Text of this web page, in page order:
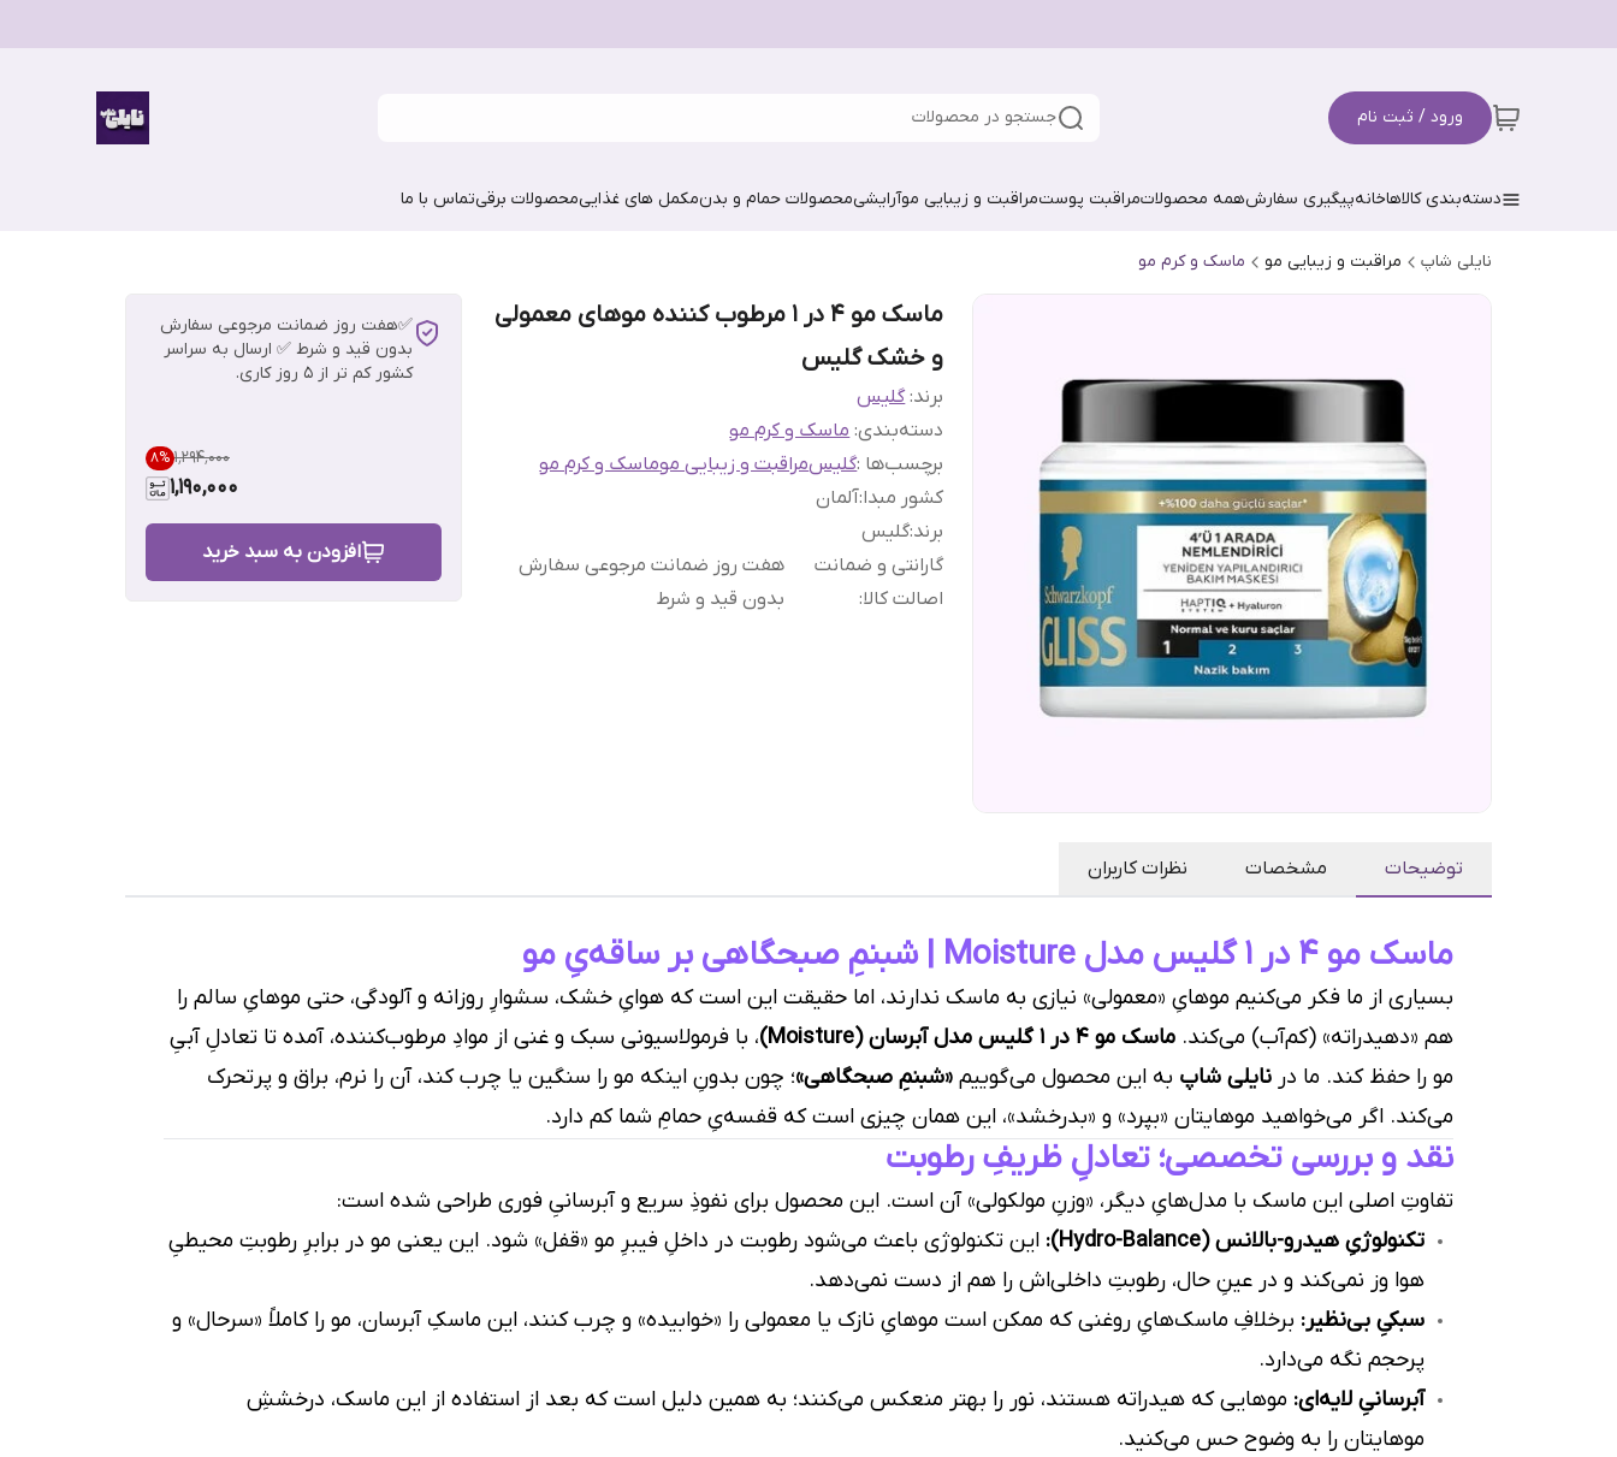
ورود / ثبت نام جستجو در محصولات
دسته‌بندی کالاهاخانهپیگیری سفارشهمه محصولاتمراقبت پوستمراقبت و زیبایی موآرایشیمحصولات حمام و بدنمکمل های غذاییمحصولات برقیتماس با ما
نایلی شاپ مراقبت و زیبایی مو ماسک و کرم مو
ماسک مو 4 در 1 مرطوب کننده موهای معمولی
و خشک گلیس
برند: گلیس
دسته‌بندی:ماسک و کرم مو
برچسب‌ها :گلیسمراقبت و زیبایی موماسک و کرم مو
کشور مبدا:آلمان
برند:گلیس
گارانتی و ضمانت
اصالت کالا:
هفت روز ضمانت مرجوعی سفارش
بدون قید و شرط
✅هفت روز ضمانت مرجوعی سفارش
بدون قید و شرط ✅ ارسال به سراسر
کشور کم تر از 5 روز کاری.
۱٬۲۹۴٬۰۰۰ 8%
1,190,000
افزودن به سبد خرید
توضیحات مشخصات نظرات کاربران
ماسک مو 4 در 1 گلیس مدل Moisture | شبنمِ صبحگاهی بر ساقه‌یِ مو
بسیاری از ما فکر می‌کنیم موهایِ «معمولی» نیازی به ماسک ندارند، اما حقیقت این است که هوایِ خشک، سشوارِ روزانه و آلودگی، حتی موهایِ سالم را
هم «دهیدراته» (کم‌آب) می‌کند. ماسک مو 4 در 1 گلیس مدل آبرسان (Moisture)
، با فرمولاسیونی سبک و غنی از موادِ مرطوب‌کننده، آمده تا تعادلِ آبیِ
مو را حفظ کند. ما در نایلی شاپ به این محصول می‌گوییم «شبنمِ صبحگاهی»؛ چون بدونِ اینکه مو را سنگین یا چرب کند، آن را نرم، براق و پرتحرک
می‌کند. اگر می‌خواهید موهایتان «بپرد» و «بدرخشد»، این همان چیزی است که قفسه‌یِ حمامِ شما کم دارد.
نقد و بررسی تخصصی؛ تعادلِ ظریفِ رطوبت
تفاوتِ اصلی این ماسک با مدل‌هایِ دیگر، «وزنِ مولکولی» آن است. این محصول برای نفوذِ سریع و آبرسانیِ فوری طراحی شده است:
تکنولوژیِ هیدرو-بالانس (Hydro-Balance):
این تکنولوژی باعث می‌شود رطوبت در داخلِ فیبرِ مو «قفل» شود. این یعنی مو در برابرِ رطوبتِ محیطیِ
هوا وز نمی‌کند و در عینِ حال، رطوبتِ داخلی‌اش را هم از دست نمی‌دهد.
سبکیِ بی‌نظیر: برخلافِ ماسک‌هایِ روغنی که ممکن است موهایِ نازک یا معمولی را «خوابیده» و چرب کنند، این ماسکِ آبرسان، مو را کاملاً «سرحال» و
پرحجم نگه می‌دارد.
آبرسانیِ لایه‌ای: موهایی که هیدراته هستند، نور را بهتر منعکس می‌کنند؛ به همین دلیل است که بعد از استفاده از این ماسک، درخششِ
موهایتان را به وضوح حس می‌کنید.